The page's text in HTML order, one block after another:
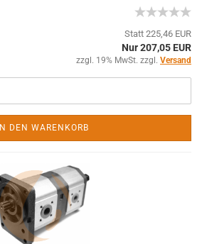
Statt 225,46 EUR
Nur 207,05 EUR
zzgl. 19% MwSt. zzgl. Versand
IN DEN WARENKORB